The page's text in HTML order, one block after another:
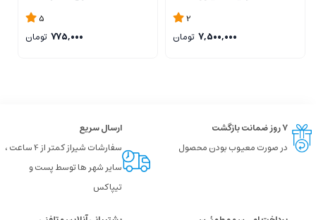
2
7,500,000 تومان
5
775,000 تومان
۷ روز ضمانت بازگشت
در صورت معیوب بودن محصول
ارسال سریع
سفارشات شیراز کمتر از 4 ساعت ،
سایر شهر ها توسط پست و
تیپاکس